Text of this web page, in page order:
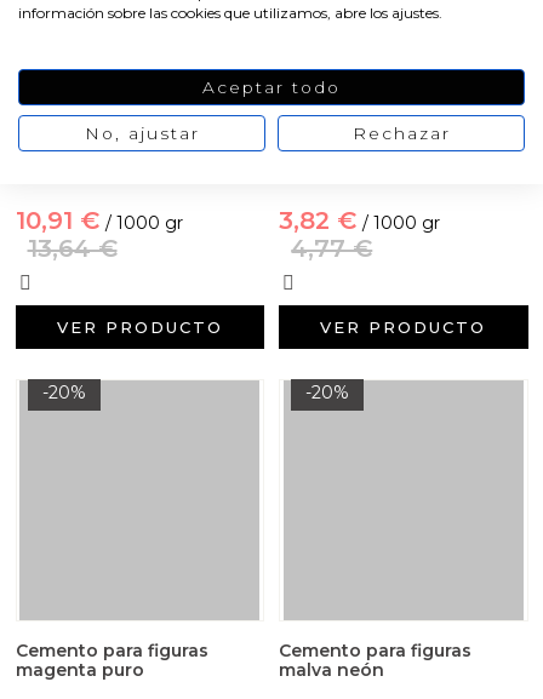
Cemento para figuras rosa
10,91 € / 1000 gr
13,64 €
VER PRODUCTO
Cemento para figuras rosa
3,82 € / 1000 gr
4,77 €
VER PRODUCTO
-20%
Cemento para figuras
magenta puro
-20%
Cemento para figuras
malva neón
información sobre las cookies que utilizamos, abre los ajustes.
Aceptar todo
No, ajustar Rechazar